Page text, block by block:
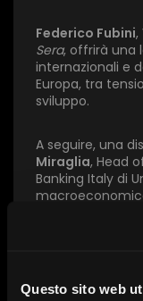
Questo sito web
Federico Fubini,
Sera, offrirà una
internazionali e
Europa, tra
sviluppo.
A seguire, una
Miraglia, Head
Banking Italy di
investitori,